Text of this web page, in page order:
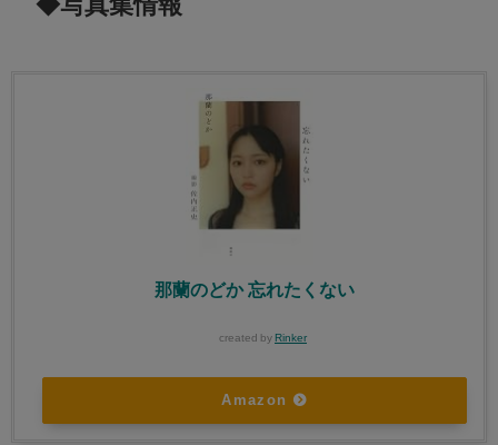
那蘭のどか 忘れたくない
created by Rinker
Amazon